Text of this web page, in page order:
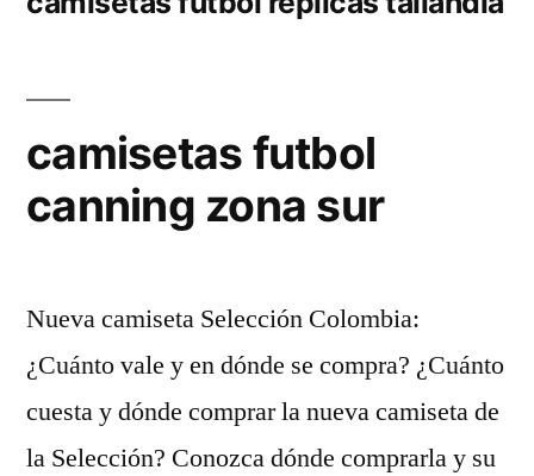
camisetas futbol
canning zona sur
Nueva camiseta Selección Colombia:
¿Cuánto vale y en dónde se compra? ¿Cuánto
cuesta y dónde comprar la nueva camiseta de
la Selección? Conozca dónde comprarla y su